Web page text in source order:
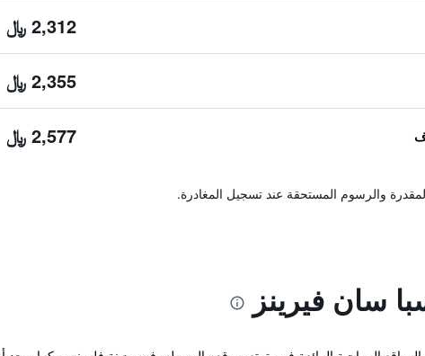
2,312 ﷼
2,355 ﷼
2,577 ﷼
والرسوم المستحقة عند تسجيل المغادرة.
سان فيرينز